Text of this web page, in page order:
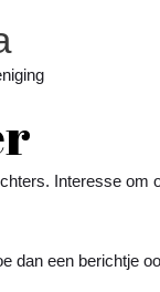
Interesse
dan een berichtje